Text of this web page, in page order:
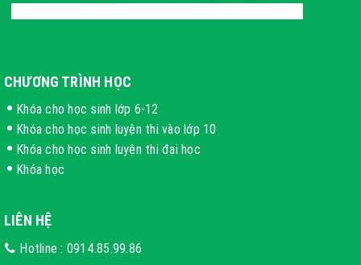
CHƯƠNG TRÌNH HỌC
Khóa cho học sinh lớp 6-12
Khóa cho học sinh luyện thi vào lớp 10
Khóa cho học sinh luyện thi đại học
Khóa học
LIÊN HỆ
Hotline : 0914.85.99.86